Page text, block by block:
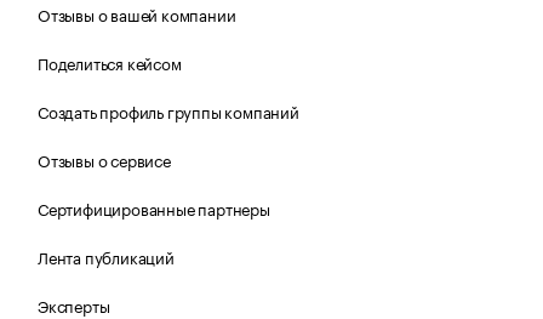
Отзывы о вашей компании
Поделиться кейсом
Создать профиль группы компаний
Отзывы о сервисе
Сертифицированные партнеры
Лента публикаций
Эксперты